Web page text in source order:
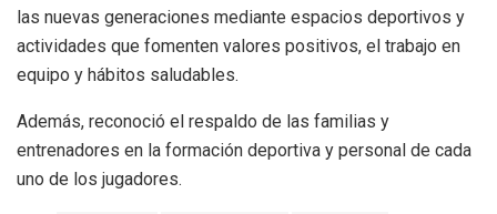
las nuevas generaciones mediante espacios deportivos y
actividades que fomenten valores positivos, el trabajo en
equipo y hábitos saludables.
Además, reconoció el respaldo de las familias y
entrenadores en la formación deportiva y personal de cada
uno de los jugadores.